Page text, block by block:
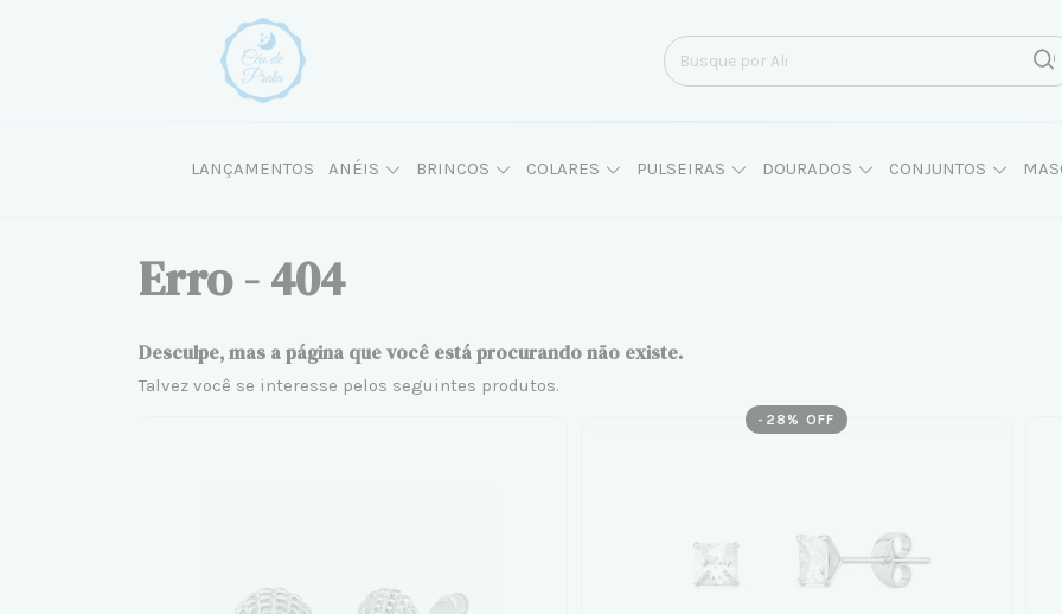
LANÇAMENTOS ANÉIS BRINCOS COLARES PULSEIRAS DOURADOS CONJUNTOS
Erro - 404
Desculpe, mas a página que você está procurando não existe.
Talvez você se interesse pelos seguintes produtos.
- 28 % OFF